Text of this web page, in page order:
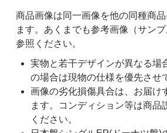
商品画像は同一画像を他の同種商
ます。あくまでも参考画像（サン
参照ください。
実物と若干デザインが異なる場
の場合は現物の仕様を優先させ
画像の劣化損傷具合は、お届け
ます。コンディション等は商品
ください。